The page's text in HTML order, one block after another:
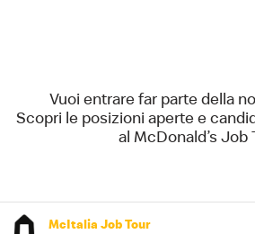
Vuoi entrare far parte della
Scopri le posizioni aperte e
al McDonald’s Job
McItalia Job Tour